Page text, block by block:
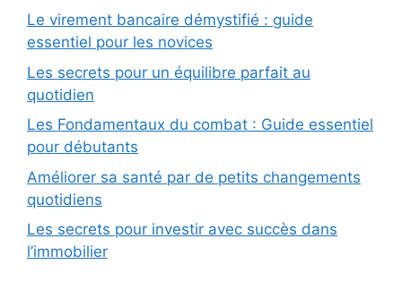
Le virement bancaire démystifié : guide
essentiel pour les novices
Les secrets pour un équilibre parfait au
quotidien
Les Fondamentaux du combat : Guide essentiel
pour débutants
Améliorer sa santé par de petits changements
quotidiens
Les secrets pour investir avec succès dans
l’immobilier